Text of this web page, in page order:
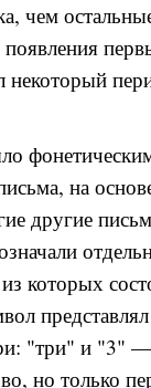
чем
появления
некоторый
на
другие
которых
"три" и "3"
но только